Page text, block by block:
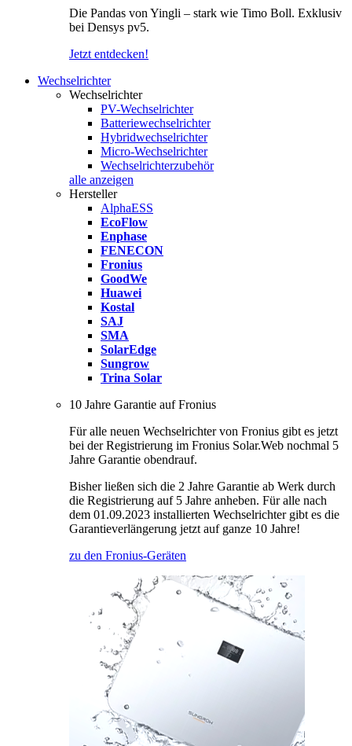
Die Pandas von Yingli – stark wie Timo Boll. Exklusiv
bei Densys pv5.
Jetzt entdecken!
Wechselrichter
Wechselrichter
PV-Wechselrichter
Batteriewechselrichter
Hybridwechselrichter
Micro-Wechselrichter
Wechselrichterzubehör
alle anzeigen
Hersteller
AlphaESS
EcoFlow
Enphase
FENECON
Fronius
GoodWe
Huawei
Kostal
SAJ
SMA
SolarEdge
Sungrow
Trina Solar
10 Jahre Garantie auf Fronius
Für alle neuen Wechselrichter von Fronius gibt es jetzt
bei der Registrierung im Fronius Solar.Web nochmal 5
Jahre Garantie obendrauf.
Bisher ließen sich die 2 Jahre Garantie ab Werk durch
die Registrierung auf 5 Jahre anheben. Für alle nach
dem 01.09.2023 installierten Wechselrichter gibt es die
Garantieverlängerung jetzt auf ganze 10 Jahre!
zu den Fronius-Geräten